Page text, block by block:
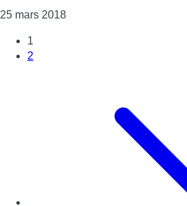
25 mars 2018Consulter l'article
1
2